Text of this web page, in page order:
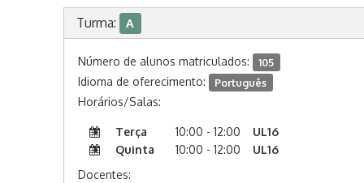
Turma: A
Número de alunos matriculados: 105
Idioma de oferecimento: Português
Horários/Salas:
Terça 10:00 - 12:00
UL16
Quinta
10:00 - 12:00
UL16
Docentes: